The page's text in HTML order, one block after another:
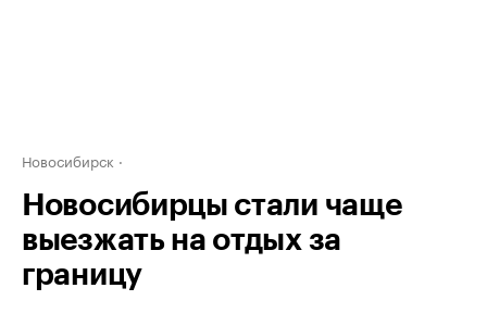
Новосибирск
Новосибирцы стали чаще
выезжать на отдых за
границу